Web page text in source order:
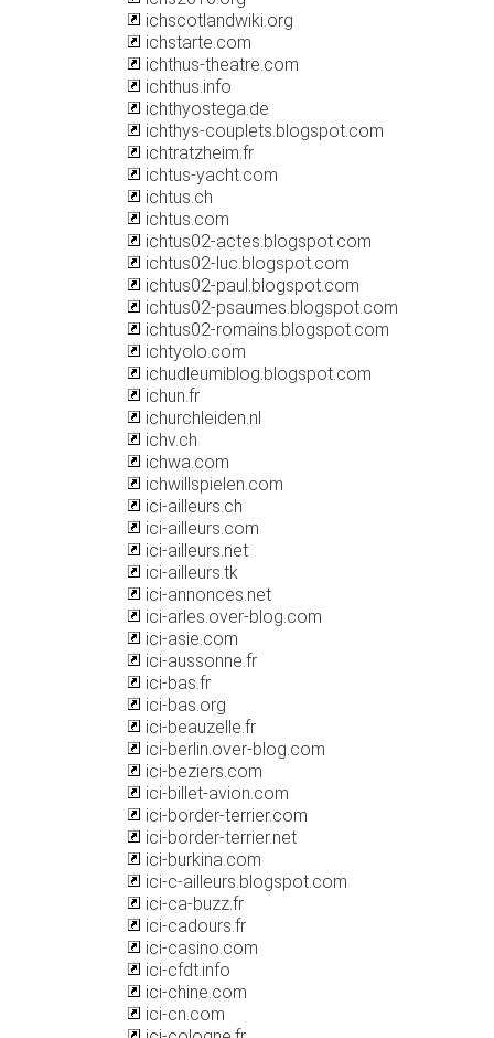
ichscotlandwiki.org
ichstarte.com
ichthus-theatre.com
ichthus.info
ichthyostega.de
ichthys-couplets.blogspot.com
ichtratzheim.fr
ichtus-yacht.com
ichtus.ch
ichtus.com
ichtus02-actes.blogspot.com
ichtus02-luc.blogspot.com
ichtus02-paul.blogspot.com
ichtus02-psaumes.blogspot.com
ichtus02-romains.blogspot.com
ichtyolo.com
ichudleumiblog.blogspot.com
ichun.fr
ichurchleiden.nl
ichv.ch
ichwa.com
ichwillspielen.com
ici-ailleurs.ch
ici-ailleurs.com
ici-ailleurs.net
ici-ailleurs.tk
ici-annonces.net
ici-arles.over-blog.com
ici-asie.com
ici-aussonne.fr
ici-bas.fr
ici-bas.org
ici-beauzelle.fr
ici-berlin.over-blog.com
ici-beziers.com
ici-billet-avion.com
ici-border-terrier.com
ici-border-terrier.net
ici-burkina.com
ici-c-ailleurs.blogspot.com
ici-ca-buzz.fr
ici-cadours.fr
ici-casino.com
ici-cfdt.info
ici-chine.com
ici-cn.com